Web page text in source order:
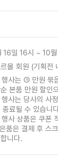
16일 16시 ~ 10
몰 회원 (기획전
사는 ① 만원 묶
본품 만원 할인
사는 당사의 사
종료될 수 있습니
사 상품은 쿠폰
품은 결제 후 스
니다.